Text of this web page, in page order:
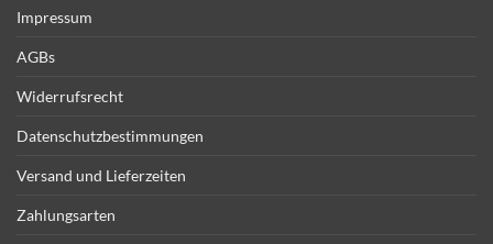
Impressum
AGBs
Widerrufsrecht
Datenschutzbestimmungen
Versand und Lieferzeiten
Zahlungsarten